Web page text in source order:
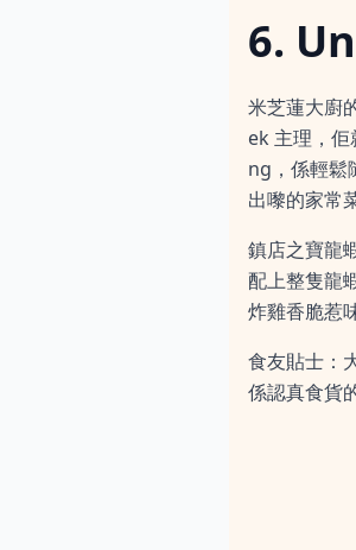
6.
米芝蓮大廚
ek 主理，
ng，係輕
出嚟的家常
鎮店之寶龍
配上整隻龍
炸雞香脆惹
食友貼士：
係認真食貨